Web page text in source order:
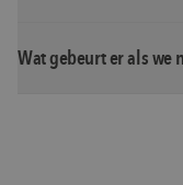
Wat gebeurt er als we